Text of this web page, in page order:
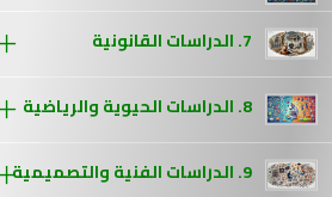
7. الدراسات القانونية
8. الدراسات الحيوية والرياضية
9. الدراسات الفنية والتصميمية